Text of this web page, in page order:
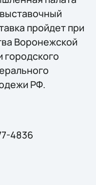
пройдет при
Воронежской
городского
РФ.
4836